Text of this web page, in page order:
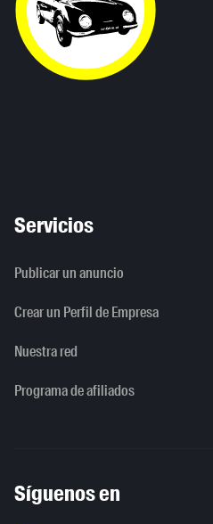
Servicios
Publicar un anuncio
Crear un Perfil de Empresa
Nuestra red
Programa de afiliados
Síguenos en